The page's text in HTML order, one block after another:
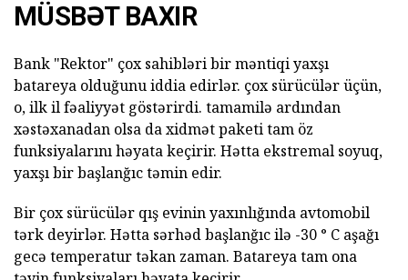
MÜSBƏT BAXIR
Bank "Rektor" çox sahibləribirməntiqiyaxşı
batareya olduğunu iddia edirlər. çox sürücülər üçün,
o, ilk il fəaliyyət göstərirdi. tamamilə ardından
xəstəxanadan olsa da xidmət paketi tam öz
funksiyalarını həyata keçirir. Hətta ekstremal soyuq,
yaxşı bir başlanğıc təmin edir.
Bir çox sürücülər qış evinin yaxınlığında avtomobil
tərk deyirlər. Hətta sərhəd başlanğıc ilə -30 ° C aşağı
gecə temperatur təkan zaman. Batareya tam ona